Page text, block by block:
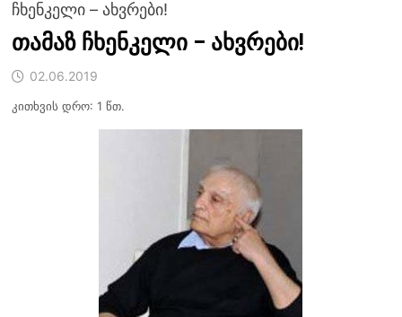
ჩხენკელი – ახვრები!
თამაზ ჩხენკელი – ახვრები!
02.06.2019
კითხვის დრო: 1 წთ.